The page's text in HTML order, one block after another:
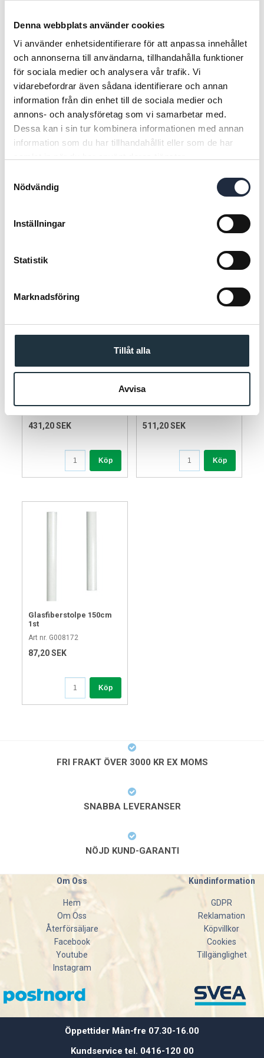
Denna webbplats använder cookies
Vi använder enhetsidentifierare för att anpassa innehållet
och annonserna till användarna, tillhandahålla funktioner
för sociala medier och analysera vår trafik. Vi
vidarebefordrar även sådana identifierare och annan
information från din enhet till de sociala medier och
annons- och analysföretag som vi samarbetar med.
Dessa kan i sin tur kombinera informationen med annan
information som du har tillhandahållit eller som de har
Nödvändig
Inställningar
Statistik
Marknadsföring
Tillåt alla
Avvisa
Gallagher Isolerad
10st
487,20 SEK
Glasfiberstolpe 125cm
Köp
431,20 SEK
Köp
Post 1 H.190cm 4st
511,20 SEK
Köp
Glasfiberstolpe 150cm
1st
Art nr. G008172
87,20 SEK
Köp
FRI FRAKT ÖVER 3000 KR EX MOMS
SNABBA LEVERANSER
NÖJD KUND-GARANTI
Om Oss
Hem
Om Oss
Återförsäljare
Facebook
Youtube
Instagram
Kundinformation
GDPR
Reklamation
Köpvillkor
Cookies
Tillgänglighet
Öppettider Mån-fre 07.30-16.00
Kundservice tel. 0416-120 00